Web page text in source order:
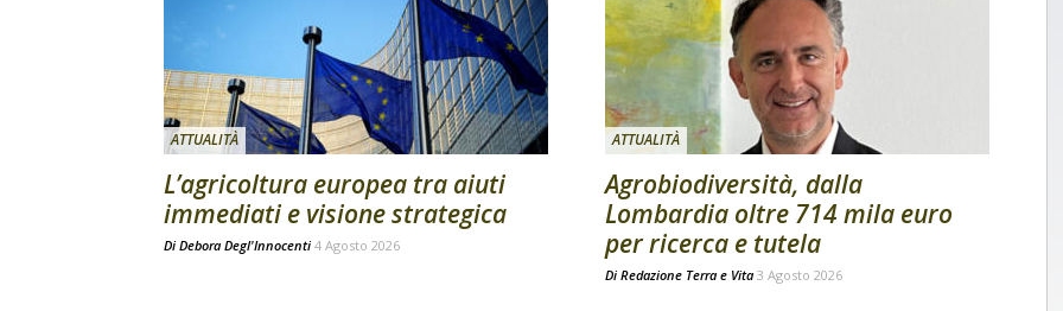
ATTUALITÀ
L’agricoltura europea tra aiuti
immediati e visione strategica
Di Debora Degl'Innocenti 4 Agosto 2026
ATTUALITÀ
Agrobiodiversità, dalla
Lombardia oltre 714 mila euro
per ricerca e tutela
Di Redazione Terra e Vita 3 Agosto 2026